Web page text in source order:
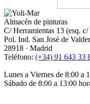
Almacén de pinturas
C/ Herramientas 13 (esq.
Pol. Ind. San José de
28918 · Madrid
Teléfono: (+34) 91 643 33
Lunes a Viernes de 8:00 a
Sábado de 8:00 a 13:00